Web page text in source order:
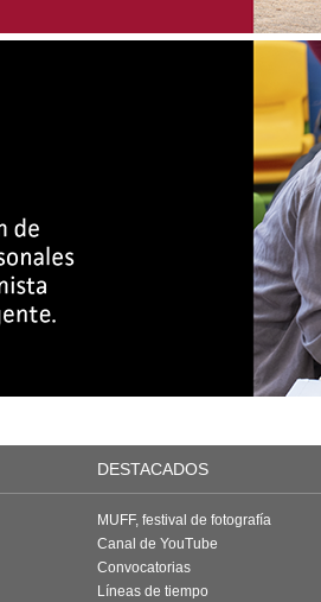
DESTACADOS
MUFF, festival de fotografía
Canal de YouTube
Convocatorias
Líneas de tiempo